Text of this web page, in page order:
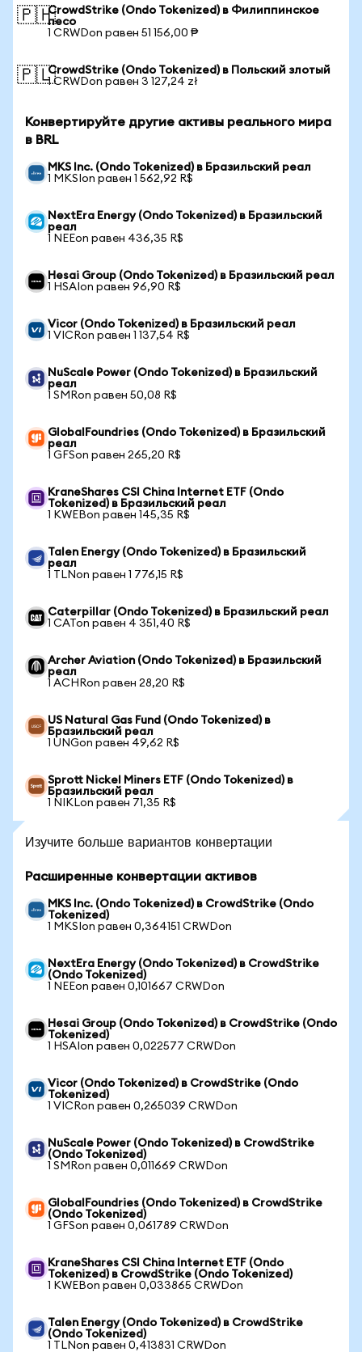
🇵🇭CrowdStrike (Ondo Tokenized) в Филиппинское
песо
1 CRWDon равен 51 156,00 ₱
🇵🇱CrowdStrike (Ondo Tokenized) в Польский злотый
1 CRWDon равен 3 127,24 zł
Конвертируйте другие активы реального мира
в BRL
MKS Inc. (Ondo Tokenized) в Бразильский реал
1 MKSIon равен 1 562,92 R$
NextEra Energy (Ondo Tokenized) в Бразильский
реал
1 NEEon равен 436,35 R$
Hesai Group (Ondo Tokenized) в Бразильский реал
1 HSAIon равен 96,90 R$
Vicor (Ondo Tokenized) в Бразильский реал
1 VICRon равен 1 137,54 R$
NuScale Power (Ondo Tokenized) в Бразильский
реал
1 SMRon равен 50,08 R$
GlobalFoundries (Ondo Tokenized) в Бразильский
реал
1 GFSon равен 265,20 R$
KraneShares CSI China Internet ETF (Ondo
Tokenized) в Бразильский реал
1 KWEBon равен 145,35 R$
Talen Energy (Ondo Tokenized) в Бразильский
реал
1 TLNon равен 1 776,15 R$
Caterpillar (Ondo Tokenized) в Бразильский реал
1 CATon равен 4 351,40 R$
Archer Aviation (Ondo Tokenized) в Бразильский
реал
1 ACHRon равен 28,20 R$
US Natural Gas Fund (Ondo Tokenized) в
Бразильский реал
1 UNGon равен 49,62 R$
Sprott Nickel Miners ETF (Ondo Tokenized) в
Бразильский реал
1 NIKLon равен 71,35 R$
Изучите больше вариантов конвертации
Расширенные конвертации активов
MKS Inc. (Ondo Tokenized) в CrowdStrike (Ondo
Tokenized)
1 MKSIon равен 0,364151 CRWDon
NextEra Energy (Ondo Tokenized) в CrowdStrike
(Ondo Tokenized)
1 NEEon равен 0,101667 CRWDon
Hesai Group (Ondo Tokenized) в CrowdStrike (Ondo
Tokenized)
1 HSAIon равен 0,022577 CRWDon
Vicor (Ondo Tokenized) в CrowdStrike (Ondo
Tokenized)
1 VICRon равен 0,265039 CRWDon
NuScale Power (Ondo Tokenized) в CrowdStrike
(Ondo Tokenized)
1 SMRon равен 0,011669 CRWDon
GlobalFoundries (Ondo Tokenized) в CrowdStrike
(Ondo Tokenized)
1 GFSon равен 0,061789 CRWDon
KraneShares CSI China Internet ETF (Ondo
Tokenized) в CrowdStrike (Ondo Tokenized)
1 KWEBon равен 0,033865 CRWDon
Talen Energy (Ondo Tokenized) в CrowdStrike
(Ondo Tokenized)
1 TLNon равен 0,413831 CRWDon